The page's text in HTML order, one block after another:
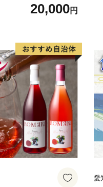
〒893-1402 鹿児島県肝
E‐mail：furusato@k-
20,000円
愛